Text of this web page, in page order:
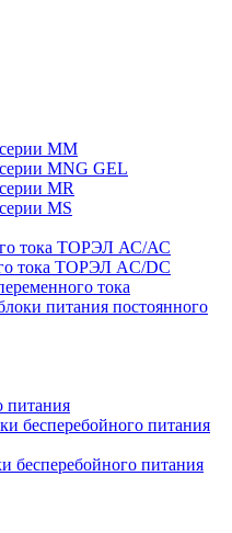
MM
MNG GEL
MR
MS
тока ТОРЭЛ АС/АС
тока ТОРЭЛ AC/DC
тока
питания постоянного
питания
бесперебойного питания
бесперебойного питания